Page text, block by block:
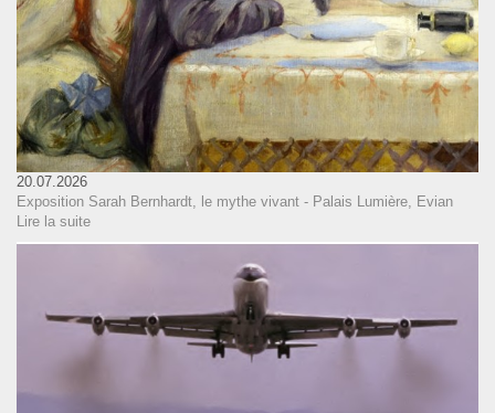
20.07.2026
Exposition Sarah Bernhardt, le mythe vivant - Palais Lumière, Evian
Lire la suite